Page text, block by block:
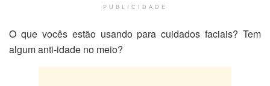
PUBLICIDADE
O que vocês estão usando para cuidados faciais? Tem
algum anti-idade no meio?